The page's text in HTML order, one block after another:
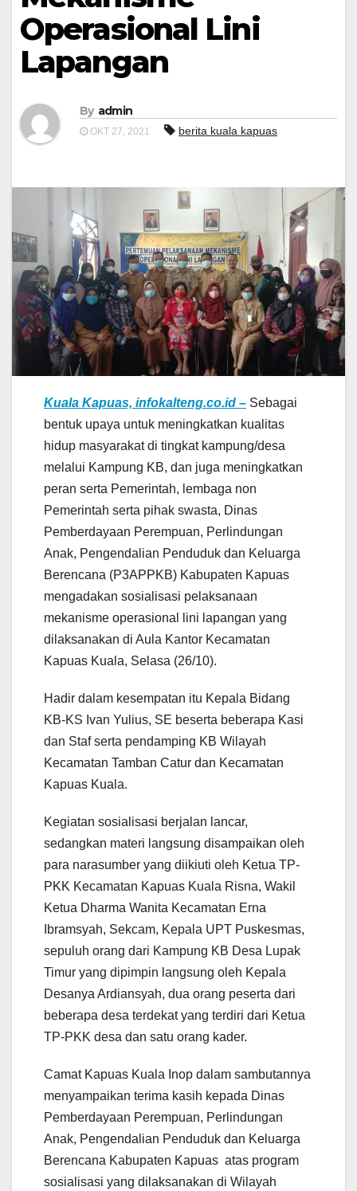
Operasional Lini
Lapangan
By admin
OKT 27, 2021 berita kuala kapuas
Kuala Kapuas, infokalteng.co.id – Sebagai
bentuk upaya untuk meningkatkan kualitas
hidup masyarakat di tingkat kampung/desa
melalui Kampung KB, dan juga meningkatkan
peran serta Pemerintah, lembaga non
Pemerintah serta pihak swasta, Dinas
Pemberdayaan Perempuan, Perlindungan
Anak, Pengendalian Penduduk dan Keluarga
Berencana (P3APPKB) Kabupaten Kapuas
mengadakan sosialisasi pelaksanaan
mekanisme operasional lini lapangan yang
dilaksanakan di Aula Kantor Kecamatan
Kapuas Kuala, Selasa (26/10).
Hadir dalam kesempatan itu Kepala Bidang
KB-KS Ivan Yulius, SE beserta beberapa Kasi
dan Staf serta pendamping KB Wilayah
Kecamatan Tamban Catur dan Kecamatan
Kapuas Kuala.
Kegiatan sosialisasi berjalan lancar,
sedangkan materi langsung disampaikan oleh
para narasumber yang diikiuti oleh Ketua TP-
PKK Kecamatan Kapuas Kuala Risna, Wakil
Ketua Dharma Wanita Kecamatan Erna
Ibramsyah, Sekcam, Kepala UPT Puskesmas,
sepuluh orang dari Kampung KB Desa Lupak
Timur yang dipimpin langsung oleh Kepala
Desanya Ardiansyah, dua orang peserta dari
beberapa desa terdekat yang terdiri dari Ketua
TP-PKK desa dan satu orang kader.
Camat Kapuas Kuala Inop dalam sambutannya
menyampaikan terima kasih kepada Dinas
Pemberdayaan Perempuan, Perlindungan
Anak, Pengendalian Penduduk dan Keluarga
Berencana Kabupaten Kapuas atas program
sosialisasi yang dilaksanakan di Wilayah